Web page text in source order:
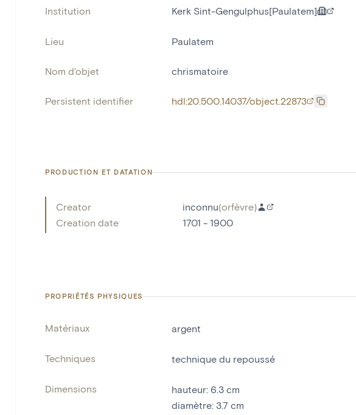
Institution Kerk Sint-Gengulphus[Paulatem]
Lieu Paulatem
Nom d'objet chrismatoire
Persistent identifier hdl:20.500.14037/object.22873
PRODUCTION ET DATATION
Creator inconnu(orfèvre)
Creation date
1701 - 1900
PROPRIÉTÉS PHYSIQUES
Matériaux argent
Techniques technique du repoussé
Dimensions hauteur: 6.3 cm
diamètre: 3.7 cm